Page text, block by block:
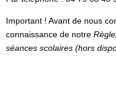
Important ! Avant de nous
connaissance de notre
séances scolaires (hors